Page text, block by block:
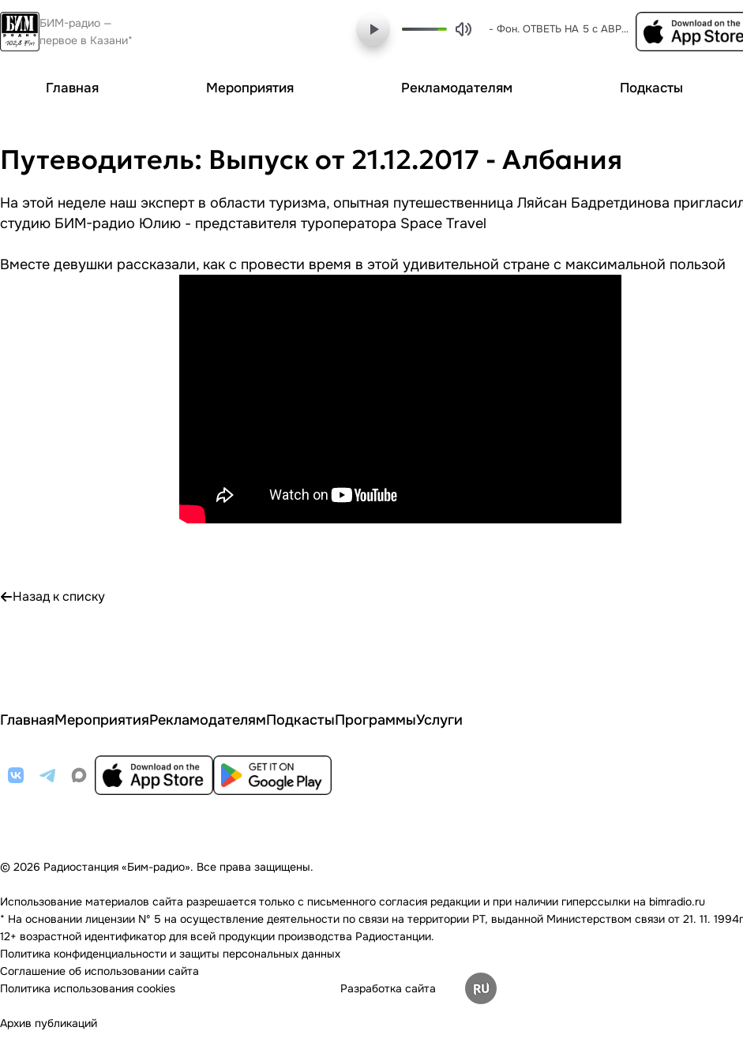
БИМ-радио —
первое в Казани*
- Фон. ОТВЕТЬ НА 5 с АВРОРА-КАНЦ
Главная Мероприятия Рекламодателям Подкасты
Путеводитель: Выпуск от 21.12.2017 - Албания
На этой неделе наш эксперт в области туризма, опытная путешественница Ляйсан Бадретдинова
студию БИМ-радио Юлию - представителя туроператора Space Travel
Вместе девушки рассказали, как с провести время в этой удивительной стране с максимальной пользой
Назад к списку
ГлавнаяМероприятияРекламодателямПодкастыПрограммыУслуги
© 2026 Радиостанция «Бим-радио». Все права защищены.
Использование материалов сайта разрешается только с письменного согласия редакции и при наличии гиперссылки на bimradio.ru
* На основании лицензии Nº 5 на осуществление деятельности по связи на территории РТ, выданной Министерством связи от 21. 11.
12+ возрастной идентификатор для всей продукции производства Радиостанции.
Политика конфиденциальности и защиты персональных данных
Соглашение об использовании сайта
Политика использования cookies
Архив публикаций
Разработка сайта